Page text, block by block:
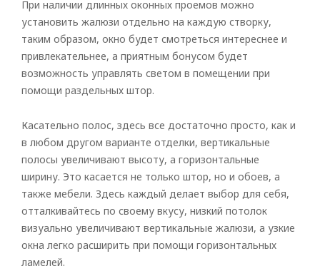
При наличии длинных оконных проемов можно
установить жалюзи отдельно на каждую створку,
таким образом, окно будет смотреться интереснее и
привлекательнее, а приятным бонусом будет
возможность управлять светом в помещении при
помощи раздельных штор.
Касательно полос, здесь все достаточно просто, как и
в любом другом варианте отделки, вертикальные
полосы увеличивают высоту, а горизонтальные
ширину. Это касается не только штор, но и обоев, а
также мебели. Здесь каждый делает выбор для себя,
отталкивайтесь по своему вкусу, низкий потолок
визуально увеличивают вертикальные жалюзи, а узкие
окна легко расширить при помощи горизонтальных
ламелей.